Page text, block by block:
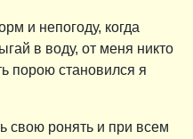
и непогоду, когда
в воду, от меня никто
порою становился я
свою ронять и при всем